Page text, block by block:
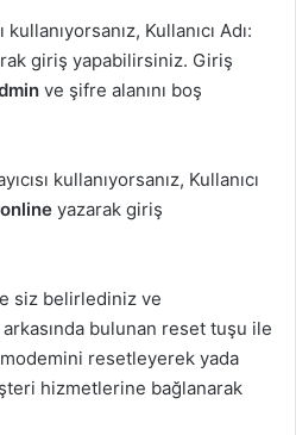
Kullanıcı Adı:
giriş yapabilirsiniz. Giriş
ve şifre alanını boş
kullanıyorsanız, Kullanıcı
yazarak giriş
siz belirlediniz ve
arkasında bulunan reset tuşu ile
modemini resetleyerek yada
hizmetlerine bağlanarak